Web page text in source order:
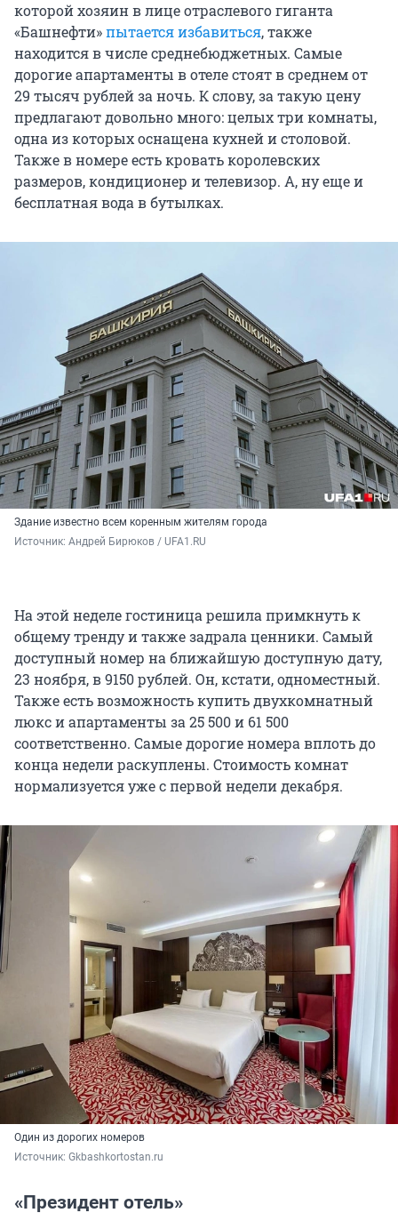
которой хозяин в лице отраслевого гиганта
«Башнефти»пытается избавиться, также
находится в числе среднебюджетных. Самые
дорогие апартаменты в отеле стоят в среднем от
29 тысяч рублей за ночь. К слову, за такую цену
предлагают довольно много: целых три комнаты,
одна из которых оснащена кухней и столовой.
Также в номере есть кровать королевских
размеров, кондиционер и телевизор. А, ну еще и
бесплатная вода в бутылках.
Здание известно всем коренным жителям города
Источник: Андрей Бирюков / UFA1.RU
На этой неделе гостиница решила примкнуть к
общему тренду и также задрала ценники. Самый
доступный номер на ближайшую доступную дату,
23 ноября, в 9150 рублей. Он, кстати, одноместный.
Также есть возможность купить двухкомнатный
люкс и апартаменты за 25 500 и 61 500
соответственно. Самые дорогие номера вплоть до
конца недели раскуплены. Стоимость комнат
нормализуется уже с первой недели декабря.
Один из дорогих номеров
Источник: Gkbashkortostan.ru
«Президент отель»